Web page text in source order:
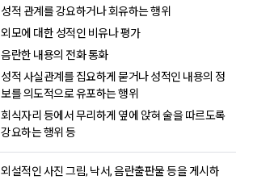
성적 관계를 강요하거나 회유하는 행위
외모에 대한 성적인 비유나 평가
음란한 내용의 전화 통화
성적 사실관계를 집요하게 묻거나 성적인 내용의 정
보를 의도적으로 유포하는 행위
회식자리 등에서 무리하게 옆에 앉혀 술을 따르도록
강요하는 행위 등
외설적인 사진 그림, 낙서, 음란출판물 등을 게시하